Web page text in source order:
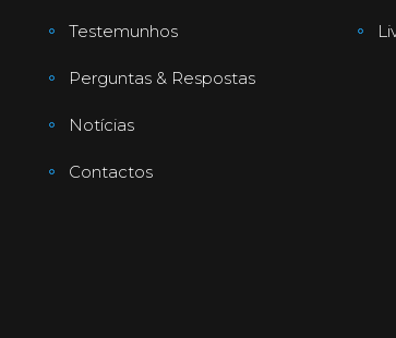
Testemunhos
Perguntas & Respostas
Notícias
Contactos